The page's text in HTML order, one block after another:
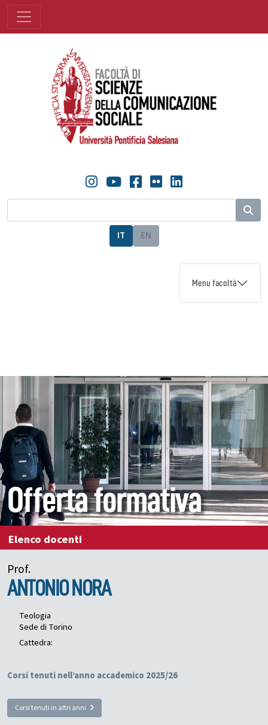
IT EN
Menu facoltà
Offerta formativa
Elenco docenti
Prof.
ANTONIO NORA
Teologia
Sede di Torino
Cattedra:
Corsi tenuti nell’anno accademico 2025/26
Corsi tenuti in altri anni